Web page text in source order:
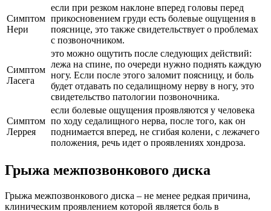
Симптом
Нери
если при резком наклоне вперед головы перед
прикосновением груди есть болевые ощущения в
пояснице, это также свидетельствует о проблемах
с позвоночником.
Симптом
Ласега
это можно ощутить после следующих действий:
лежа на спине, по очереди нужно поднять каждую
ногу. Если после этого заломит поясницу, и боль
будет отдавать по седалищному нерву в ногу, это
свидетельство патологии позвоночника.
Симптом
Леррея
если болевые ощущения проявляются у человека
по ходу седалищного нерва, после того, как он
поднимается вперед, не сгибая колени, с лежачего
положения, речь идет о проявлениях хондроза.
Грыжа межпозвонкового диска
Грыжа межпозвонкового диска – не менее редкая причина,
клиническим проявлением которой является боль в